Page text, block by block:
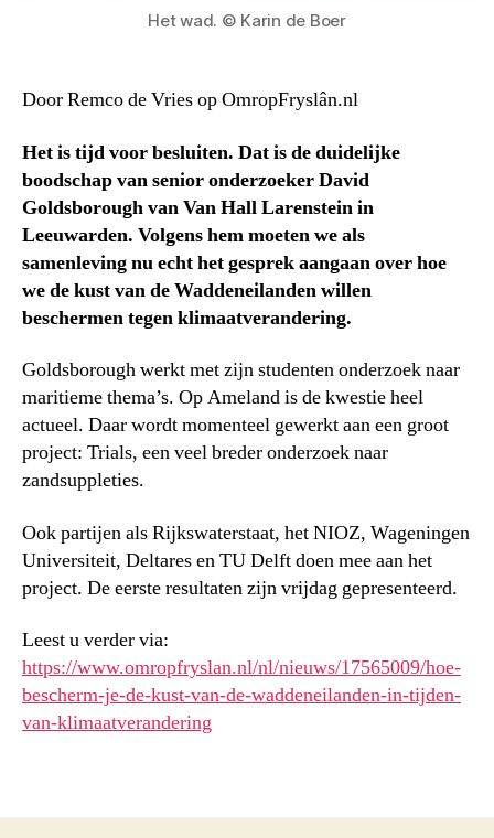
Het wad. © Karin de Boer
Door Remco de Vries op OmropFryslân.nl
Het is tijd voor besluiten. Dat is de duidelijke
boodschap van senior onderzoeker David
Goldsborough van Van Hall Larenstein in
Leeuwarden. Volgens hem moeten we als
samenleving nu echt het gesprek aangaan over hoe
we de kust van de Waddeneilanden willen
beschermen tegen klimaatverandering.
Goldsborough werkt met zijn studenten onderzoek naar
maritieme thema’s. Op Ameland is de kwestie heel
actueel. Daar wordt momenteel gewerkt aan een groot
project: Trials, een veel breder onderzoek naar
zandsuppleties.
Ook partijen als Rijkswaterstaat, het NIOZ, Wageningen
Universiteit, Deltares en TU Delft doen mee aan het
project. De eerste resultaten zijn vrijdag gepresenteerd.
Leest u verder via:
https://www.omropfryslan.nl/nl/nieuws/17565009/hoe-
bescherm-je-de-kust-van-de-waddeneilanden-in-tijden-
van-klimaatverandering